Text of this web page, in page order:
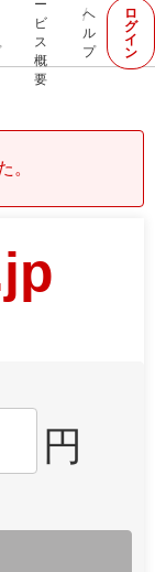
ー
ビ
ス
概
要
ヘ
ル
プ
ロ
グ
イ
ン
。
円